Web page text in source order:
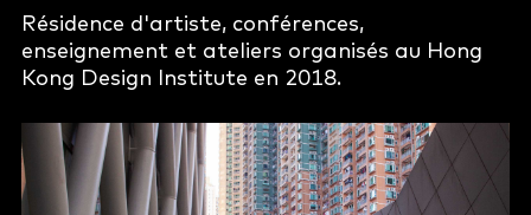
Résidence d'artiste, conférences,
enseignement et ateliers organisés au Hong
Kong Design Institute en 2018.